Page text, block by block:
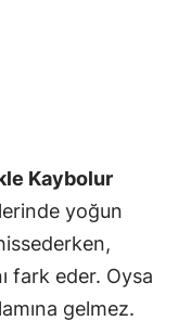
Kaybolur
yoğun
fark eder. Oysa
gelmez.